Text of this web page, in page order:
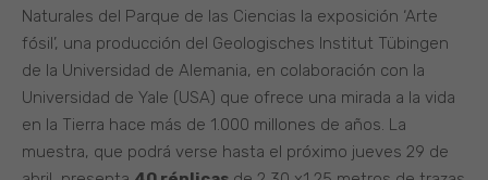
Naturales del Parque de las Ciencias la exposición ‘Arte
fósil’, una producción del Geologisches Institut Tübingen
de la Universidad de Alemania, en colaboración con la
Universidad de Yale (USA) que ofrece una mirada a la vida
en la Tierra hace más de 1.000 millones de años. La
muestra, que podrá verse hasta el próximo jueves 29 de